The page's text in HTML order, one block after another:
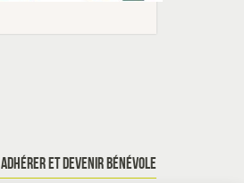
ADHÉRER ET DEVENIR BÉNÉVOLE